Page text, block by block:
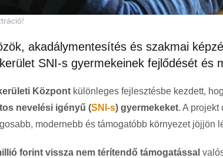
akadálymentesítés és szakmai
SNI-s gyermekeinek fejlődését és
Központ különleges fejlesztésbe kezdett,
nevelési igényű (SNI-s) gyermekeket. A projekt
modernebb és támogatóbb környezet jöjjön
forint vissza nem térítendő támogatással